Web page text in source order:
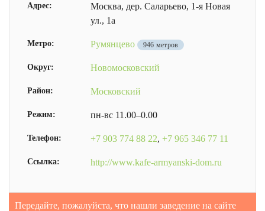
Адрес:
Москва, дер. Саларьево, 1-я Новая
ул., 1а
Метро: Румянцево 946 метров
Округ: Новомосковский
Район: Московский
Режим: пн-вс 11.00–0.00
Телефон: +7 903 774 88 22, +7 965 346 77 11
Ссылка: http://www.kafe-armyanski-dom.ru
Передайте, пожалуйста, что нашли заведение на сайте